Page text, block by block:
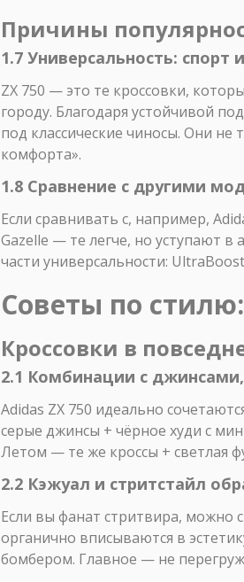
Причины
1.7 Универсальность: спорт
ZX 750 — это те кроссовки,
городу. Благодаря устойчивой
под классические чиносы. Они не
комфорта».
1.8 Сравнение с другими
Если сравнивать с, например,
Gazelle — те легче, но уступают
части универсальности:
Советы по
Кроссовки в
2.1 Комбинации с
Adidas ZX 750 идеально
серые джинсы + чёрное худи с
Летом — те же кроссы + светлая
2.2 Кэжуал и стритстайл
Если вы фанат стритвира, можно
органично вписываются в
бомбером. Главное — не